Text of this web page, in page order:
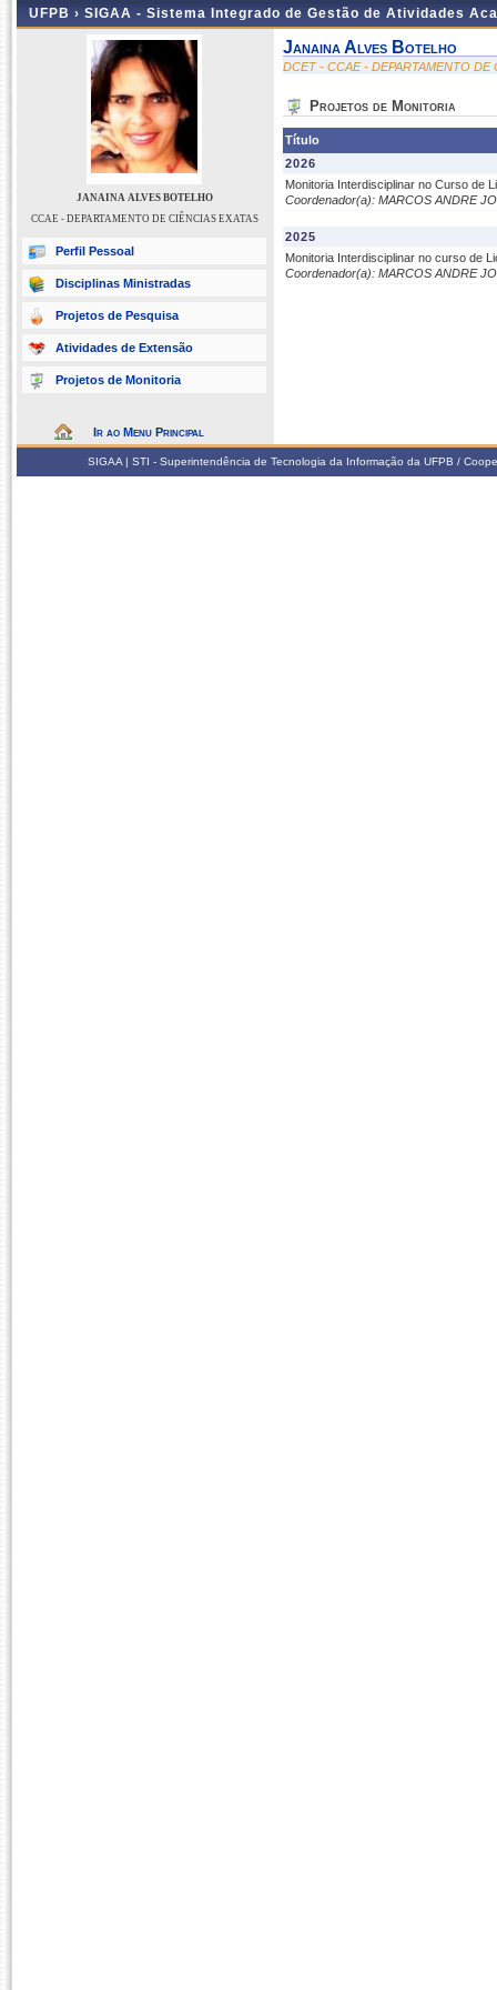
UFPB › SIGAA - Sistema Integrado de Gestão de Atividades
JANAINA ALVES BOTELHO
CCAE - DEPARTAMENTO DE CIÊNCIAS EXATAS
Perfil Pessoal
Disciplinas Ministradas
Projetos de Pesquisa
Atividades de Extensão
Projetos de Monitoria
Ir ao Menu Principal
Janaina Alves Botelho
DCET - CCAE - DEPARTAMENTO DE
Projetos de Monitoria
Título
2026
Monitoria Interdisciplinar no Curso de
Coordenador(a): MARCOS ANDRE
2025
Monitoria Interdisciplinar no curso de
Coordenador(a): MARCOS ANDRE
SIGAA | STI - Superintendência de Tecnologia da Informação da UFPB /